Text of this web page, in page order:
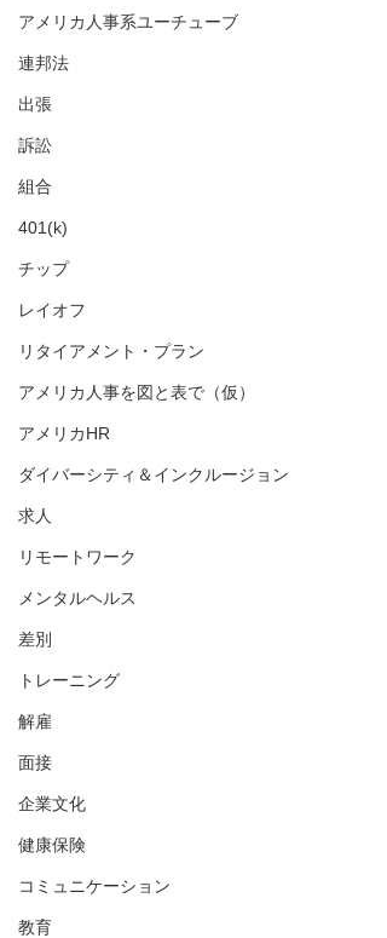
アメリカ人事系ユーチューブ
連邦法
出張
訴訟
組合
401(k)
チップ
レイオフ
リタイアメント・プラン
アメリカ人事を図と表で（仮）
アメリカHR
ダイバーシティ＆インクルージョン
求人
リモートワーク
メンタルヘルス
差別
トレーニング
解雇
面接
企業文化
健康保険
コミュニケーション
教育